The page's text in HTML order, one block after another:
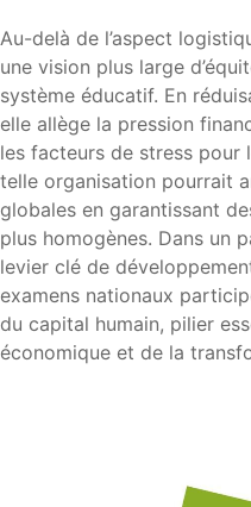
Au-delà de l’aspect
une vision plus large
système éducatif. En
elle allège la pression
les facteurs de stress pour
telle organisation pourrait
globales en garantissant
plus homogènes. Dans un
levier clé de
examens nationaux
du capital humain, pilier
économique et de la